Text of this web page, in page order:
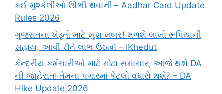
કઈ મુશ્કેલીઓ ઊભી થવાની – Aadhar Card Update
Rules 2026
ગુજરાતના ખેડૂતો માટે ખુશ ખબર! મળશે લાખો રૂપિયાની
સહાય, આવી રીતે લાભ ઉઠાવો – IKhedut
કેન્દ્રીય કર્મચારીઓ માટે મોટા સમાચાર, આજે થશે DA
ની જાહેરાત! તેમના પગારમાં કેટલો વધારો થશે? – DA
Hike Update 2026